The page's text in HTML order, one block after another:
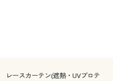
レースカーテン(遮熱・UVプロテ